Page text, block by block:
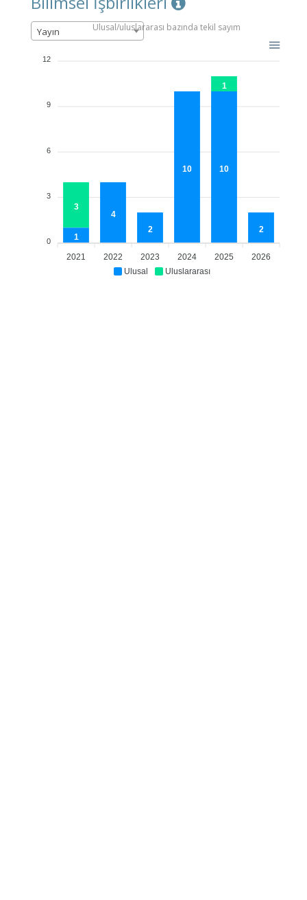
Yayın Ulusal/uluslararası bazında tekil sayım
Ulusal Uluslararası
2021 2022 2023 2024 2025 2026
1
4
2
10 10
2
3
1
12
9
6
3
0